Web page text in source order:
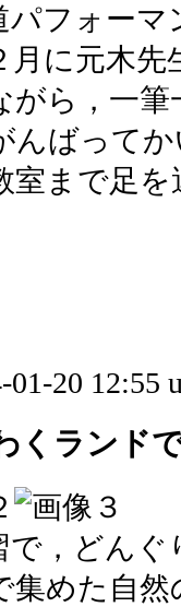
フォーマ
月に元木
がら，一
んばって
室まで足
01-20 12:55
くランド
，どんぐ
集めた自